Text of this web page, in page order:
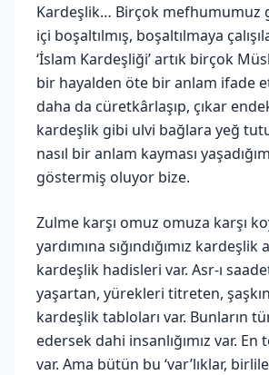
Kardeşlik… Birçok mefhumumuz
içi boşaltılmış, boşaltılmaya
‘İslam Kardeşliği’ artık birçok
bir hayalden öte bir anlam ifade
daha da cüretkârlaşıp, çıkar
kardeşlik gibi ulvi bağlara yeğ
nasıl bir anlam kayması
göstermiş oluyor bize.
Zulme karşı omuz omuza karşı
yardımına sığındığımız kardeşlik
kardeşlik hadisleri var. Asr-ı
yaşartan, yürekleri titreten,
kardeşlik tabloları var. Bunların
edersek dahi insanlığımız var.
var. Ama bütün bu ‘var’lıklar,